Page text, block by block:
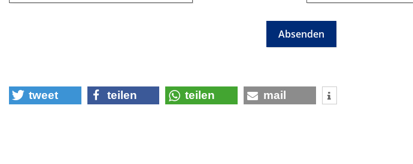
tweet teilen teilen mail